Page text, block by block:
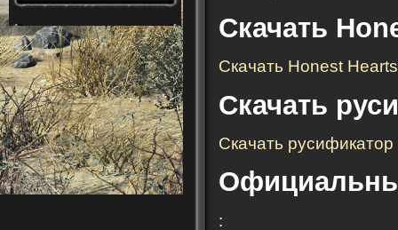
Скачать
Скачать Honest
Скачать
Скачать
: